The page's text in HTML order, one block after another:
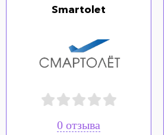
Smartolet
0 отзыва